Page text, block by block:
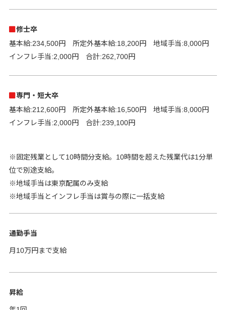
修士卒
基本給:234,500円 所定外基本給:18,200円 地域手当:8,000円
インフレ手当:2,000円 合計:262,700円
専門・短大卒
基本給:212,600円 所定外基本給:16,500円 地域手当:8,000円
インフレ手当:2,000円 合計:239,100円
※固定残業として10時間分支給。10時間を超えた残業代は1分単
位で別途支給。
※地域手当は東京配属のみ支給
※地域手当とインフレ手当は賞与の際に一括支給
通勤手当
月10万円まで支給
昇給